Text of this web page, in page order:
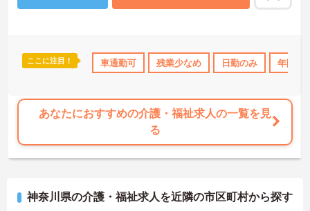
ブランクOK 資格取得サポート 研修制度あり 産休･
ここに注目！ 車通勤可 残業少なめ 日勤のみ 年間休
あなたにおすすめの介護・福祉求人の一覧を見
る
神奈川県の介護・福祉求人を近隣の市区町村から探す